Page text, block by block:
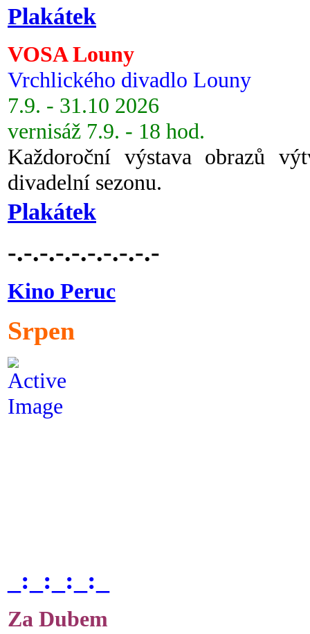
Plakátek
VOSA Louny
Vrchlického divadlo Louny
7.9. - 31.10 2026
vernisáž 7.9. - 18 hod.
Každoroční výstava obrazů
divadelní sezonu.
Plakátek
-.-.-.-.-.-.-.-.-.-
Kino Peruc
Srpen
_:_:_:_:_
Za Dubem